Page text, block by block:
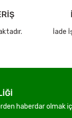
İade
haberdar olmak